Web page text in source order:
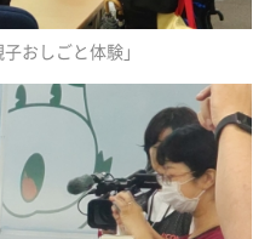
おしごと体験」